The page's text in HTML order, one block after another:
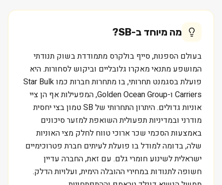
מה מיוחד ב-SB
?
בעולם הספנות, סייף בולקרס מתמודדת בשוק תנודתי
המושפע מתנאי מאקרו גלובליים וביקוש לסחורות. היא
פועלת בסגמנט תחרותי, בו מתחרות חברות כמו Star Bulk
Carriers ו-Golden Ocean Group, המפעילות אף הן ציי
אוניות גדולים. היתרון התחרותי של SB טמון בצי יחסית
מודרני ובמדיניות תפעולית השואפת למזער סיכונים
באמצעות הסכמי שכר ארוכי טווח לחלק מצי האוניות
שלה, בדומה למודל בו פועלת לעיתים חברת פטרוכימיים
ישראלית לשינוע חומרי גלם. עם זאת, החברה עדיין
חשופה לתנודות במחירי ההובלה הימית, ועלויות הדלק.